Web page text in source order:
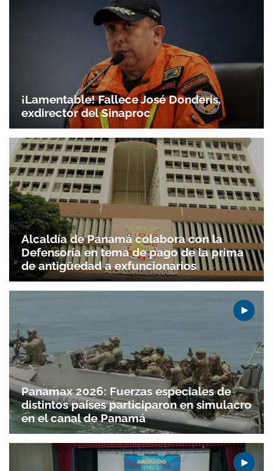
¡Lamentable! Fallece José Donderis,
exdirector del Sinaproc
Alcaldía de Panamá colabora con la
Defensoría en tema de pago de la prima
de antigüedad a exfuncionarios
Panamax 2026: Fuerzas especiales de
distintos países participaron en simulacro
en el canal de Panamá